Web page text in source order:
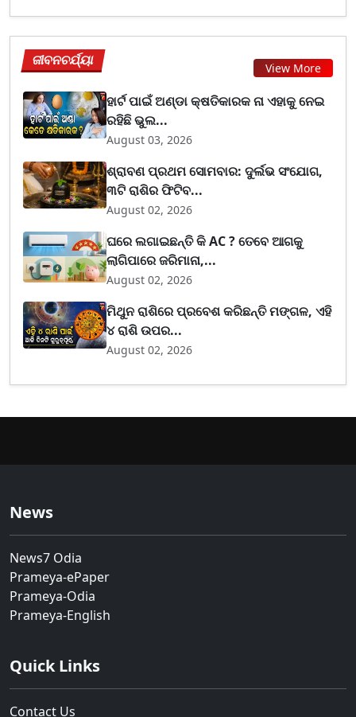
ଜୀବନଚର୍ଯ୍ୟା View More
ହାର୍ଟ ପାଇଁ ଅଣ୍ଡା କ୍ଷତିକାରକ ନା ଏହାକୁ ନେଇ
ରହିଛି ଭୁଲ...
August 03, 2026
ଶ୍ରାବଣ ପ୍ରଥମ ସୋମବାର: ଦୁର୍ଲଭ ସଂଯୋଗ,
୩ଟି ରାଶିର ଫିଟିବ...
August 02, 2026
ଘରେ ଲଗାଇଛନ୍ତି କି AC ? ତେବେ ଆଗକୁ
ଲାଗିପାରେ ଜରିମାନା,...
August 02, 2026
ମିଥୁନ ରାଶିରେ ପ୍ରବେଶ କରିଛନ୍ତି ମଙ୍ଗଳ, ଏହି
୪ ରାଶି ଉପର...
August 02, 2026
News
News7 Odia
Prameya-ePaper
Prameya-Odia
Prameya-English
Quick Links
Contact Us